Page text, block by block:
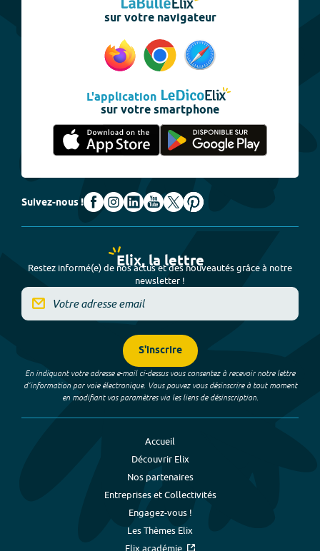
sur votre navigateur
L'application
sur votre smartphone
Suivez-nous !
Elix, la lettre
Restez informé(e) de nos actus et des nouveautés grâce à notre
newsletter !
S'inscrire
En indiquant votre adresse e-mail ci-dessus vous consentez à recevoir notre lettre
d’information par voie électronique. Vous pouvez vous désinscrire à tout moment
en modifiant vos paramètres via les liens de désinscription.
Accueil
Découvrir Elix
Nos partenaires
Entreprises et Collectivités
Engagez-vous !
Les Thèmes Elix
Elix académie